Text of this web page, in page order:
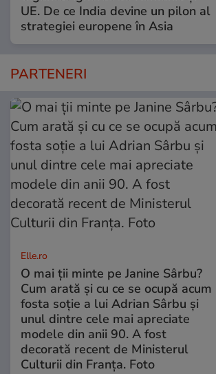
UE. De ce India devine un pilon al
strategiei europene în Asia
PARTENERI
Elle.ro
O mai ții minte pe Janine Sârbu?
Cum arată și cu ce se ocupă acum
fosta soție a lui Adrian Sârbu și
unul dintre cele mai apreciate
modele din anii 90. A fost
decorată recent de Ministerul
Culturii din Franța. Foto